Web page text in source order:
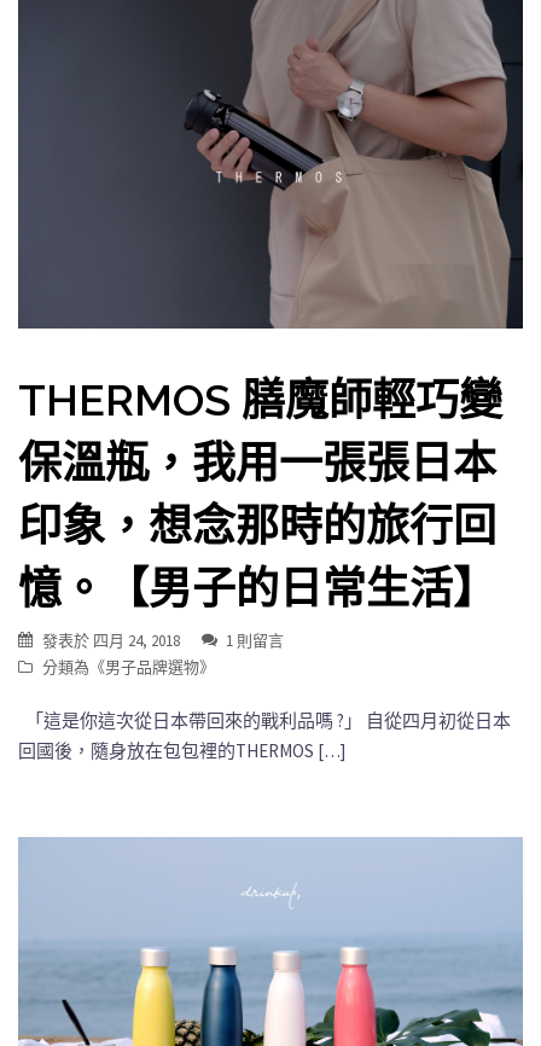
THERMOS 膳魔師輕巧變
保溫瓶，我用一張張日本
印象，想念那時的旅行回
憶。【男子的日常生活】
發表於 四月 24, 2018
1 則留言
分類為《男子品牌選物》
「這是你這次從日本帶回來的戰利品嗎 ?」 自從四月初從日本
回國後，隨身放在包包裡的THERMOS […]